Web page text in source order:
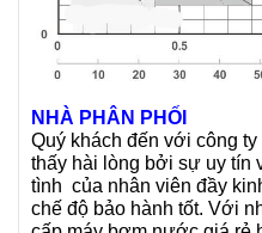
NHÀ PHÂN PHỐI
Quý khách đến với công
thấy hài lòng bởi sự uy tín
tình của nhân viên đầy
chế độ bảo hành tốt. Với